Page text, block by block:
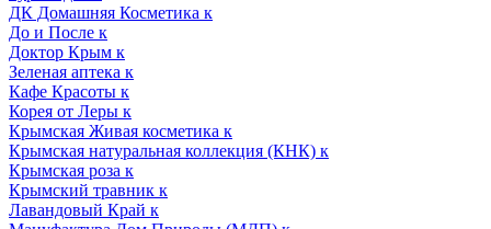
ДК Домашняя Косметика к
До и После к
Доктор Крым к
Зеленая аптека к
Кафе Красоты к
Корея от Леры к
Крымская Живая косметика к
Крымская натуральная коллекция (КНК) к
Крымская роза к
Крымский травник к
Лавандовый Край к